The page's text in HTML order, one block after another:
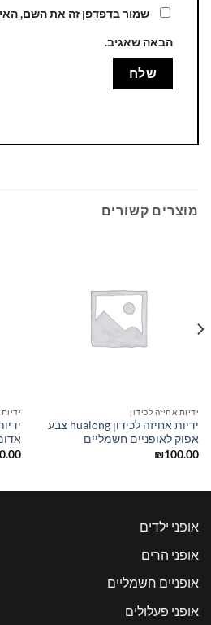
שמור בדפדפן זה את השם,
הבאה שאגיב.
מוצרים קשורים
ידיות אחיזה לכידון
ידיות אחיזה לכידון hualong צבע
אפוק לאופניים חשמליים
₪100.00
אופני ילדים
אופני הרים
אופניים חשמליים
אופני פעלולים